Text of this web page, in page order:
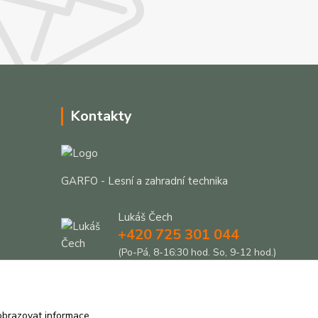
Kontakty
GARFO - Lesní a zahradní technika
Lukáš Čech
+420 725 301 044
(Po-Pá, 8-16:30 hod. So, 9-12 hod.)